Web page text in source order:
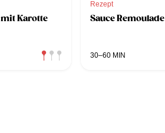
Karotte
Rezept
Sauce Remoulade
30–60 MIN